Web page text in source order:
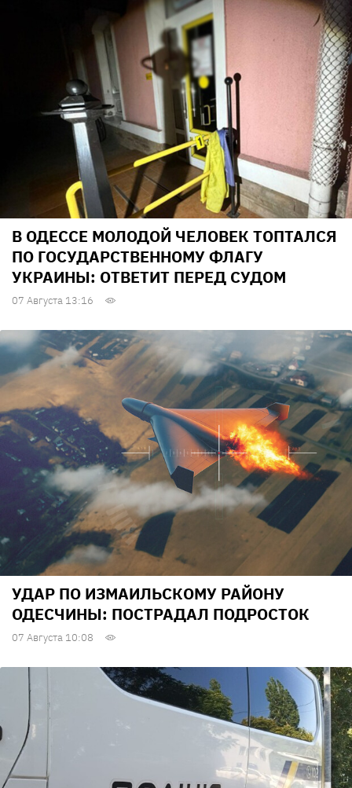
В ОДЕССЕ МОЛОДОЙ ЧЕЛОВЕК ТОПТАЛСЯ
ПО ГОСУДАРСТВЕННОМУ ФЛАГУ
УКРАИНЫ: ОТВЕТИТ ПЕРЕД СУДОМ
07 Августа 13:16
УДАР ПО ИЗМАИЛЬСКОМУ РАЙОНУ
ОДЕСЧИНЫ: ПОСТРАДАЛ ПОДРОСТОК
07 Августа 10:08